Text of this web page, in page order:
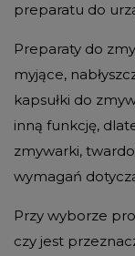
preparatu do
Preparaty do
myjące,
kapsułki do
inną funkcję,
zmywarki,
wymagań
Przy wyborze
czy jest